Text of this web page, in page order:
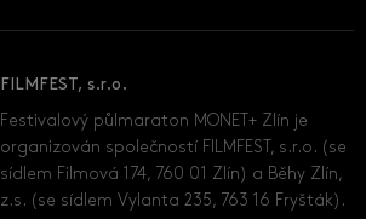
FILMFEST, s.r.o.
Festivalový půlmaraton MONET+ Zlín je
organizován společností FILMFEST, s.r.o. (se
sídlem Filmová 174, 760 01 Zlín) a Běhy Zlín,
z.s. (se sídlem Vylanta 235, 763 16 Fryšták).